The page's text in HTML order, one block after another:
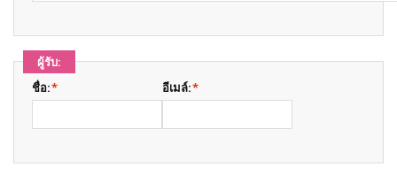
ผู้รับ:
*
ชื่อ: *
อีเมล์: